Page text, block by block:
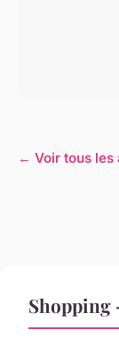
← Voir tous les
Shopping